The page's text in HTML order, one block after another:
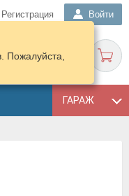
Регистрация Войти
ГАРАЖ
Пожалуйста,